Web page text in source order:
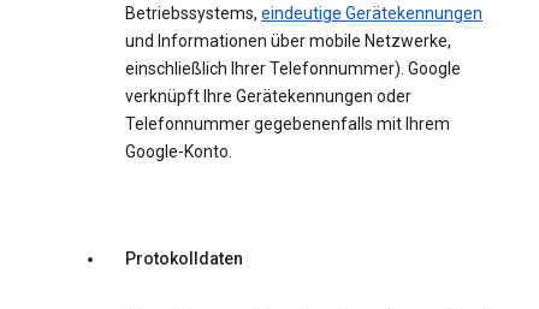
Betriebssystems, eindeutige Gerätekennungen
und Informationen über mobile Netzwerke,
einschließlich Ihrer Telefonnummer). Google
verknüpft Ihre Gerätekennungen oder
Telefonnummer gegebenenfalls mit Ihrem
Google-Konto.
Protokolldaten